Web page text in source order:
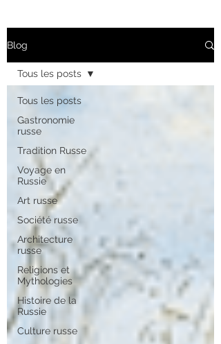
Blog
Tous les posts
Gastronomie
russe
Tradition Russe
Voyage en
Russie
Art russe
Société russe
Architecture
russe
Religions et
Mythologies
Histoire de la
Russie
Culture russe
Tous les posts